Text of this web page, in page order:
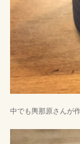
中でも輿那原さんが